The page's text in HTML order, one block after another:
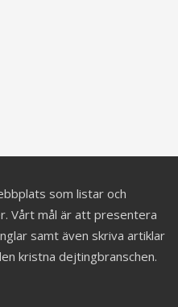
som listar och
Vårt mål är att presentera
samt även skriva artiklar
kristna dejtingbranschen.